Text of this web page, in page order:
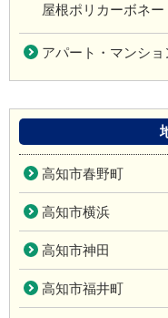
屋根ポリカーボネー
アパート・マンシ
高知市春野町
高知市横浜
高知市神田
高知市福井町